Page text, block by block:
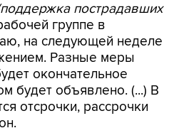
пострадавших
группе в
на следующей неделе
Разные меры
окончательное
будет объявлено. (...) В
отсрочки, рассрочки